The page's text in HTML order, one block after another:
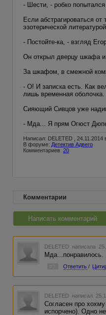
- Шести, - робко
Если абстрагироваться
эзотерической литературой.
- Постойте-ка, - взгляд
Он открыл дверцу шкафа и
За шкафом, в смежной
- О! И записка есть. Как
лишь временная
Сияющий Сивцов уже
- Мда... Я прям Огюст
Написал: DELETED , 24.11.2014
В форуме: Детектив Адвего
Комментариев: 20
Комментарии
Написать комментарий
DELETED написала
Мда...понравилось.
Ответить /
DELETED написал
Согласен про
испорчено). Одно